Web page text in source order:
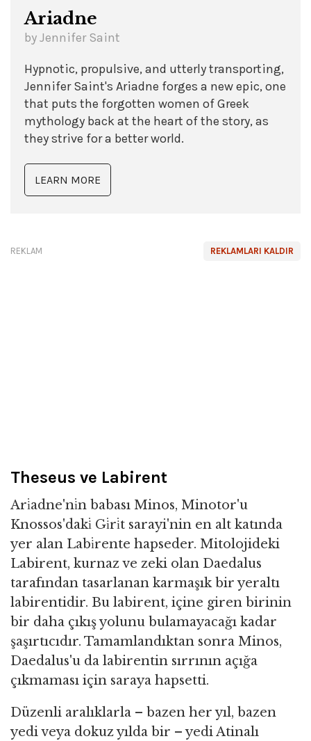
Ariadne
by Jennifer Saint
Hypnotic, propulsive, and utterly transporting,
Jennifer Saint's Ariadne forges a new epic, one
that puts the forgotten women of Greek
mythology back at the heart of the story, as
they strive for a better world.
LEARN MORE
REKLAMLARI KALDIR
REKLAM
Theseus ve Labirent
Ari̇adne'ni̇n babası Minos, Minotor'u
Knossos'daki̇ Gi̇ri̇t sarayi'nin en alt katında
yer alan Labi̇rente hapseder. Mitolojideki
Labirent, kurnaz ve zeki olan Daedalus
tarafından tasarlanan karmaşık bir yeraltı
labirentidir. Bu labirent, içine giren birinin
bir daha çıkış yolunu bulamayacağı kadar
şaşırtıcıdır. Tamamlandıktan sonra Minos,
Daedalus'u da labirentin sırrının açığa
çıkmaması için saraya hapsetti.
Düzenli aralıklarla – bazen her yıl, bazen
yedi veya dokuz yılda bir – yedi Atinalı